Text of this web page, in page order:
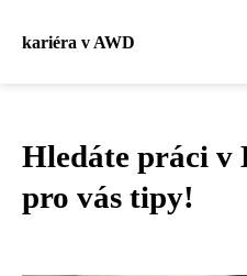
kariéra v AWD
Hledáte práci v
pro vás tipy!